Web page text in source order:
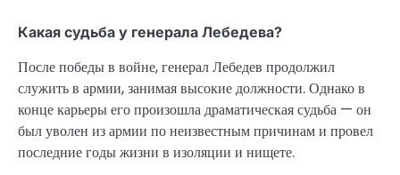
Какая судьба у генерала Лебедева?
После победы в войне, генерал Лебедев продолжил
служить в армии, занимая высокие должности. Однако в
конце карьеры его произошла драматическая судьба — он
был уволен из армии по неизвестным причинам и провел
последние годы жизни в изоляции и нищете.